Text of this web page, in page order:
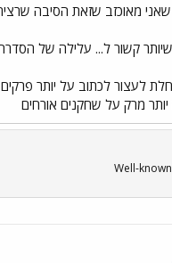
שאני מאוכזב שזאת הסיבה
קשור ל... עלילה של
לעצור לכתוב על יותר פרקים
יותר מרק על שחקנים אורחים
Well-